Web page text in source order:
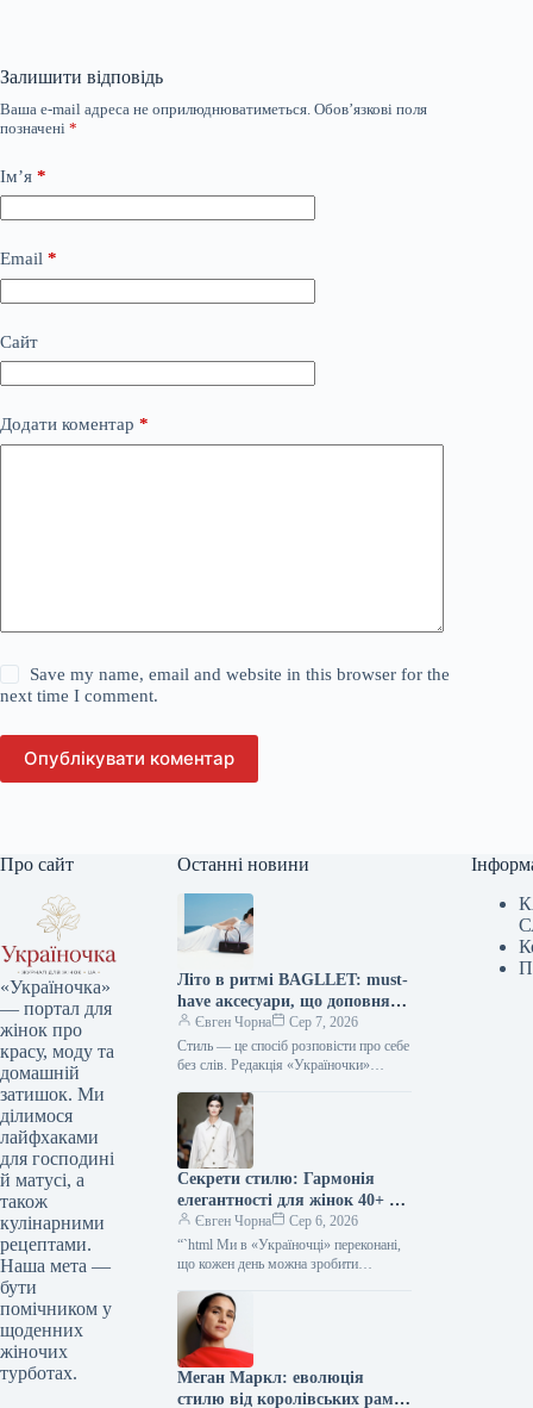
Залишити відповідь
Ваша e-mail адреса не оприлюднюватиметься. Обов’язкові поля
позначені *
Ім’я *
Email *
Сайт
Додати коментар *
Save my name, email and website in this browser for the
next time I comment.
Опублікувати коментар
Про сайт
«Україночка»
— портал для
жінок про
красу, моду та
домашній
затишок. Ми
ділимося
лайфхаками
для господині
й матусі, а
також
кулінарними
рецептами.
Наша мета —
бути
помічником у
щоденних
жіночих
турботах.
Останні новини
Літо в ритмі BAGLLET: must-
have аксесуари, що доповнять
твій фешн-образ
Євген Чорна
Сер 7, 2026
Стиль — це спосіб розповісти про себе
без слів. Редакція «Україночки»
тенденціями, і сьогодні ми
підготували…
Секрети стилю: Гармонія
елегантності для жінок 40+ від
топ-стилістки
Євген Чорна
Сер 6, 2026
“`html Ми в «Україночці» переконані,
що кожен день можна зробити
трішки натхнення. Сьогодні ми
розбираємося…
Меган Маркл: еволюція
стилю від королівських рамок